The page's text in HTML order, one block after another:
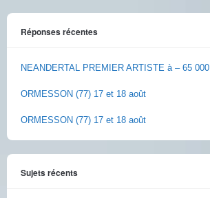
Réponses récentes
NEANDERTAL PREMIER ARTISTE à – 65 000
ORMESSON (77) 17 et 18 août
ORMESSON (77) 17 et 18 août
Sujets récents